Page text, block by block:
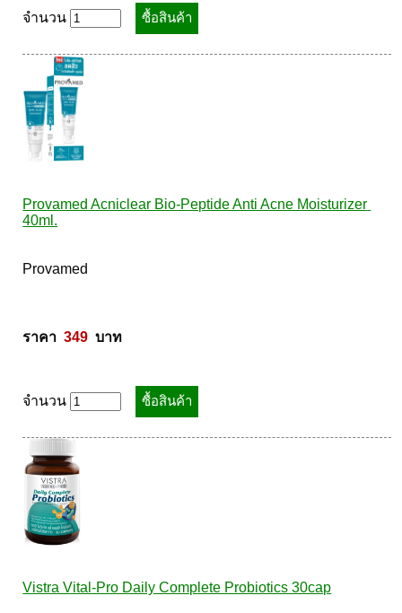
จำนวน
Provamed Acniclear Bio-Peptide Anti Acne Moisturizer
40ml.
Provamed
ราคา 349
  บาท
จำนวน
Vistra Vital-Pro Daily Complete Probiotics 30cap